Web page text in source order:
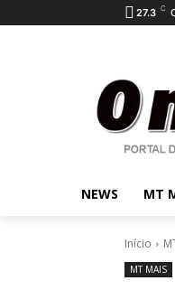
27.3 C
NEWS MT
Início
MT MAIS